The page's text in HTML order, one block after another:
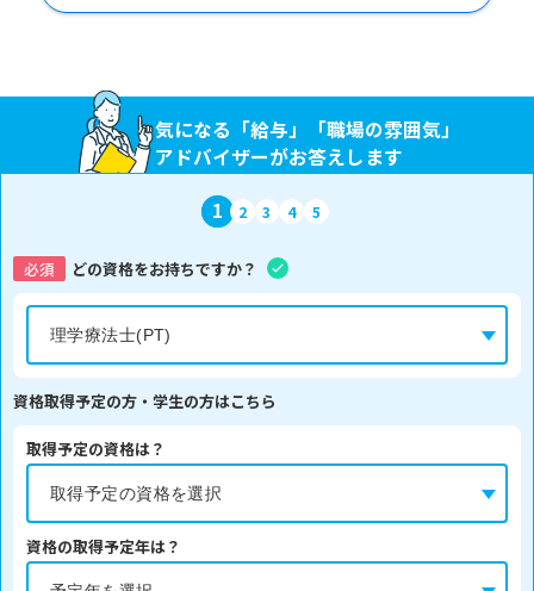
気になる「給与」「職場の雰囲気」
アドバイザーがお答えします
1 2 3 4 5
必須 どの資格をお持ちですか？
資格取得予定の方・学生の方はこちら
取得予定の資格は？
資格の取得予定年は？